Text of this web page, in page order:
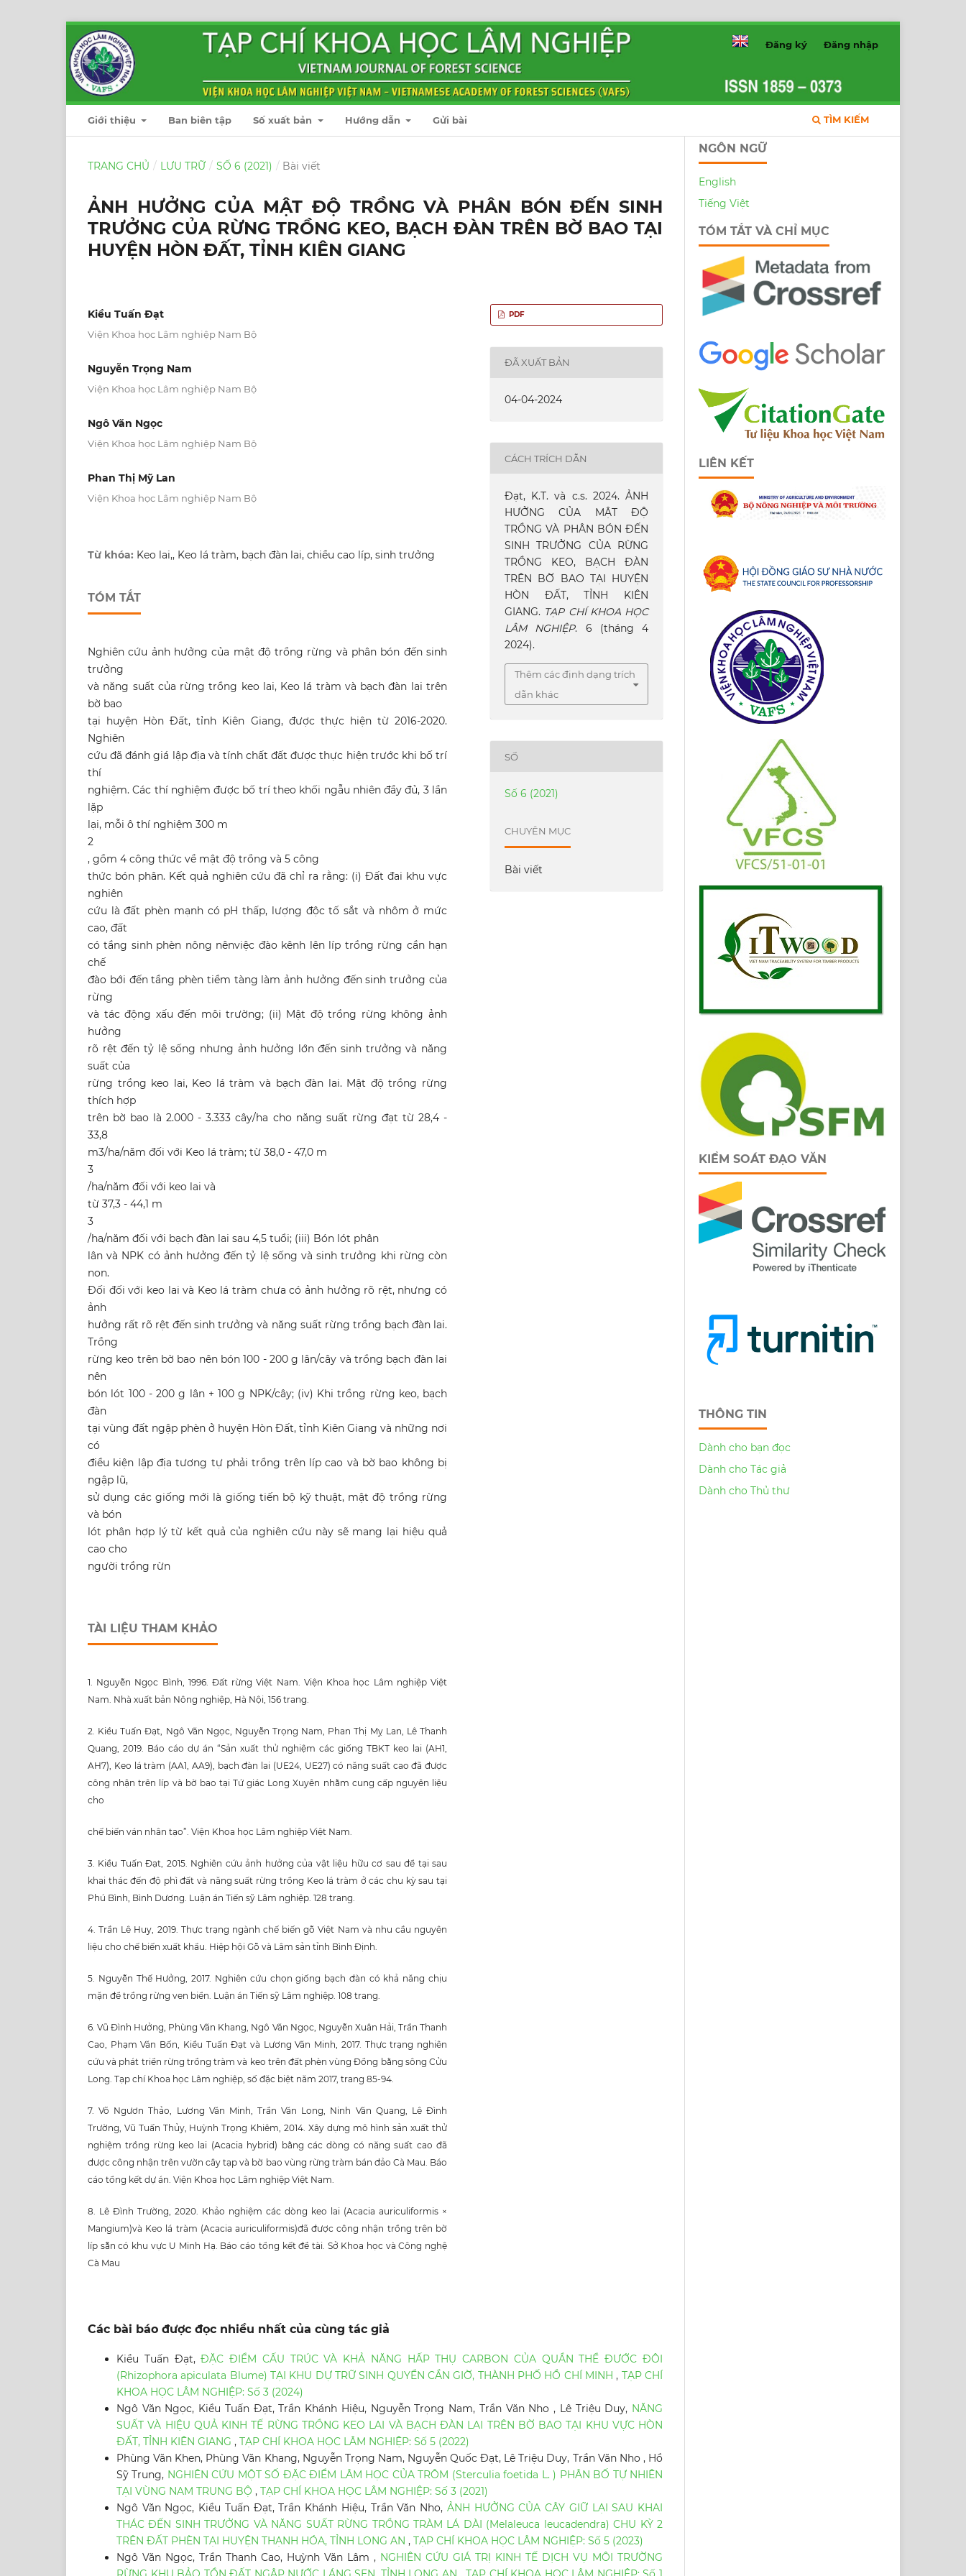
Giới thiệu Ban biên tập Số xuất bản Hướng dẫn Gửi bài TÌM KIẾM
Đăng ký Đăng nhập
TRANG CHỦ / LƯU TRỮ / SỐ 6 (2021) / Bài viết
ẢNH HƯỞNG CỦA MẬT ĐỘ TRỒNG VÀ PHÂN BÓN ĐẾN SINH
TRƯỞNG CỦA RỪNG TRỒNG KEO, BẠCH ĐÀN TRÊN BỜ BAO TẠI
HUYỆN HÒN ĐẤT, TỈNH KIÊN GIANG
Kiều Tuấn Đạt
Viện Khoa học Lâm nghiệp Nam Bộ
Nguyễn Trọng Nam
Viện Khoa học Lâm nghiệp Nam Bộ
Ngô Văn Ngọc
Viện Khoa học Lâm nghiệp Nam Bộ
Phan Thị Mỹ Lan
Viện Khoa học Lâm nghiệp Nam Bộ
Từ khóa: Keo lai,, Keo lá tràm, bạch đàn lai, chiều cao líp, sinh trưởng
TÓM TẮT
Nghiên cứu ảnh hưởng của mật độ trồng rừng và phân bón đến sinh
trưởng
và năng suất của rừng trồng keo lai, Keo lá tràm và bạch đàn lai trên
bờ bao
tại huyện Hòn Đất, tỉnh Kiên Giang, được thực hiện từ 2016-2020.
Nghiên
cứu đã đánh giá lập địa và tính chất đất được thực hiện trước khi bố trí
thí
nghiệm. Các thí nghiệm được bố trí theo khối ngẫu nhiên đầy đủ, 3 lần
lặp
lại, mỗi ô thí nghiệm 300 m
2
, gồm 4 công thức về mật độ trồng và 5 công
thức bón phân. Kết quả nghiên cứu đã chỉ ra rằng: (i) Đất đai khu vực
nghiên
cứu là đất phèn mạnh có pH thấp, lượng độc tố sắt và nhôm ở mức
cao, đất
có tầng sinh phèn nông nênviệc đào kênh lên líp trồng rừng cần hạn
chế
đào bới đến tầng phèn tiềm tàng làm ảnh hưởng đến sinh trưởng của
rừng
và tác động xấu đến môi trường; (ii) Mật độ trồng rừng không ảnh
hưởng
rõ rệt đến tỷ lệ sống nhưng ảnh hưởng lớn đến sinh trưởng và năng
suất của
rừng trồng keo lai, Keo lá tràm và bạch đàn lai. Mật độ trồng rừng
thích hợp
trên bờ bao là 2.000 - 3.333 cây/ha cho năng suất rừng đạt từ 28,4 -
33,8
m3/ha/năm đối với Keo lá tràm; từ 38,0 - 47,0 m
3
/ha/năm đối với keo lai và
từ 37,3 - 44,1 m
3
/ha/năm đối với bạch đàn lai sau 4,5 tuổi; (iii) Bón lót phân
lân và NPK có ảnh hưởng đến tỷ lệ sống và sinh trưởng khi rừng còn
non.
Đối đối với keo lai và Keo lá tràm chưa có ảnh hưởng rõ rệt, nhưng có
ảnh
hưởng rất rõ rệt đến sinh trưởng và năng suất rừng trồng bạch đàn lai.
Trồng
rừng keo trên bờ bao nên bón 100 - 200 g lân/cây và trồng bạch đàn lai
nên
bón lót 100 - 200 g lân + 100 g NPK/cây; (iv) Khi trồng rừng keo, bạch
đàn
tại vùng đất ngập phèn ở huyện Hòn Đất, tỉnh Kiên Giang và những nơi
có
điều kiện lập địa tương tự phải trồng trên líp cao và bờ bao không bị
ngập lũ,
sử dụng các giống mới là giống tiến bộ kỹ thuật, mật độ trồng rừng
và bón
lót phân hợp lý từ kết quả của nghiên cứu này sẽ mang lại hiệu quả
cao cho
người trồng rừn
TÀI LIỆU THAM KHẢO
1. Nguyễn Ngọc Bình, 1996. Đất rừng Việt Nam. Viện Khoa học Lâm nghiệp Việt
Nam. Nhà xuất bản Nông nghiệp, Hà Nội, 156 trang.
2. Kiều Tuấn Đạt, Ngô Văn Ngọc, Nguyễn Trọng Nam, Phan Thị Mỵ Lan, Lê Thanh
Quang, 2019. Báo cáo dự án “Sản xuất thử nghiệm các giống TBKT keo lai (AH1,
AH7), Keo lá tràm (AA1, AA9), bạch đàn lai (UE24, UE27) có năng suất cao đã được
công nhận trên líp và bờ bao tại Tứ giác Long Xuyên nhằm cung cấp nguyên liệu
cho
chế biến ván nhân tạo”. Viện Khoa học Lâm nghiệp Việt Nam.
3. Kiều Tuấn Đạt, 2015. Nghiên cứu ảnh hưởng của vật liệu hữu cơ sau để tại sau
khai thác đến độ phì đất và năng suất rừng trồng Keo lá tràm ở các chu kỳ sau tại
Phú Bình, Bình Dương. Luận án Tiến sỹ Lâm nghiệp. 128 trang.
4. Trần Lê Huy, 2019. Thực trạng ngành chế biến gỗ Việt Nam và nhu cầu nguyên
liệu cho chế biến xuất khẩu. Hiệp hội Gỗ và Lâm sản tỉnh Bình Định.
5. Nguyễn Thế Hưởng, 2017. Nghiên cứu chọn giống bạch đàn có khả năng chịu
mặn để trồng rừng ven biển. Luận án Tiến sỹ Lâm nghiệp. 108 trang.
6. Vũ Đình Hưởng, Phùng Văn Khang, Ngô Văn Ngọc, Nguyễn Xuân Hải, Trần Thanh
Cao, Phạm Văn Bốn, Kiều Tuấn Đạt và Lương Văn Minh, 2017. Thực trạng nghiên
cứu và phát triển rừng trồng tràm và keo trên đất phèn vùng Đồng bằng sông Cửu
Long. Tạp chí Khoa học Lâm nghiệp, số đặc biệt năm 2017, trang 85-94.
7. Võ Ngươn Thảo, Lương Văn Minh, Trần Văn Long, Ninh Văn Quang, Lê Đình
Trường, Vũ Tuấn Thủy, Huỳnh Trọng Khiêm, 2014. Xây dựng mô hình sản xuất thử
nghiệm trồng rừng keo lai (Acacia hybrid) bằng các dòng có năng suất cao đã
được công nhận trên vườn cây tạp và bờ bao vùng rừng tràm bán đảo Cà Mau. Báo
cáo tổng kết dự án. Viện Khoa học Lâm nghiệp Việt Nam.
8. Lê Đình Trường, 2020. Khảo nghiệm các dòng keo lai (Acacia auriculiformis ×
Mangium)và Keo lá tràm (Acacia auriculiformis)đã được công nhận trồng trên bờ
líp sẵn có khu vực U Minh Hạ. Báo cáo tổng kết đề tài. Sở Khoa học và Công nghệ
Cà Mau
PDF
ĐÃ XUẤT BẢN
04-04-2024
CÁCH TRÍCH DẪN
Đạt, K.T. và c.s. 2024. ẢNH
HƯỞNG CỦA MẬT ĐỘ
TRỒNG VÀ PHÂN BÓN ĐẾN
SINH TRƯỞNG CỦA RỪNG
TRỒNG KEO, BẠCH ĐÀN
TRÊN BỜ BAO TẠI HUYỆN
HÒN ĐẤT, TỈNH KIÊN
GIANG. TẠP CHÍ KHOA HỌC
LÂM NGHIỆP. 6 (tháng 4
2024).
Thêm các định dạng trích
dẫn khác
SỐ
Số 6 (2021)
CHUYÊN MỤC
Bài viết
Các bài báo được đọc nhiều nhất của cùng tác giả
Kiều Tuấn Đạt,ĐẶC ĐIỂM CẤU TRÚC VÀ KHẢ NĂNG HẤP THỤ CARBON CỦA QUẦN THỂ ĐƯỚC ĐÔI
(Rhizophora apiculata Blume) TẠI KHU DỰ TRỮ SINH QUYỂN CẦN GIỜ, THÀNH PHỐ HỒ CHÍ MINH, TẠP CHÍ
KHOA HỌC LÂM NGHIỆP: Số 3 (2024)
Ngô Văn Ngọc, Kiều Tuấn Đạt, Trần Khánh Hiệu, Nguyễn Trọng Nam, Trần Văn Nho , Lê Triệu Duy, NĂNG
SUẤT VÀ HIỆU QUẢ KINH TẾ RỪNG TRỒNG KEO LAI VÀ BẠCH ĐÀN LAI TRÊN BỜ BAO TẠI KHU VỰC HÒN
ĐẤT, TỈNH KIÊN GIANG , TẠP CHÍ KHOA HỌC LÂM NGHIỆP: Số 5 (2022)
Phùng Văn Khen, Phùng Văn Khang, Nguyễn Trọng Nam, Nguyễn Quốc Đạt, Lê Triệu Duy, Trần Văn Nho , Hồ
Sỹ Trung, NGHIÊN CỨU MỘT SỐ ĐẶC ĐIỂM LÂM HỌC CỦA TRÔM (Sterculia foetida L. ) PHÂN BỐ TỰ NHIÊN
TẠI VÙNG NAM TRUNG BỘ , TẠP CHÍ KHOA HỌC LÂM NGHIỆP: Số 3 (2021)
Ngô Văn Ngọc, Kiều Tuấn Đạt, Trần Khánh Hiệu, Trần Văn Nho, ẢNH HƯỞNG CỦA CÂY GIỮ LẠI SAU KHAI
THÁC ĐẾN SINH TRƯỞNG VÀ NĂNG SUẤT RỪNG TRỒNG TRÀM LÁ DÀI (Melaleuca leucadendra) CHU KỲ 2
TRÊN ĐẤT PHÈN TẠI HUYỆN THẠNH HÓA, TỈNH LONG AN , TẠP CHÍ KHOA HỌC LÂM NGHIỆP: Số 5 (2023)
Ngô Văn Ngọc, Trần Thanh Cao, Huỳnh Văn Lâm , NGHIÊN CỨU GIÁ TRỊ KINH TẾ DỊCH VỤ MÔI TRƯỜNG
NGÔN NGỮ
English
Tiếng Việt
TÓM TẮT VÀ CHỈ MỤC
LIÊN KẾT
KIỂM SOÁT ĐẠO VĂN
THÔNG TIN
Dành cho bạn đọc
Dành cho Tác giả
Dành cho Thủ thư